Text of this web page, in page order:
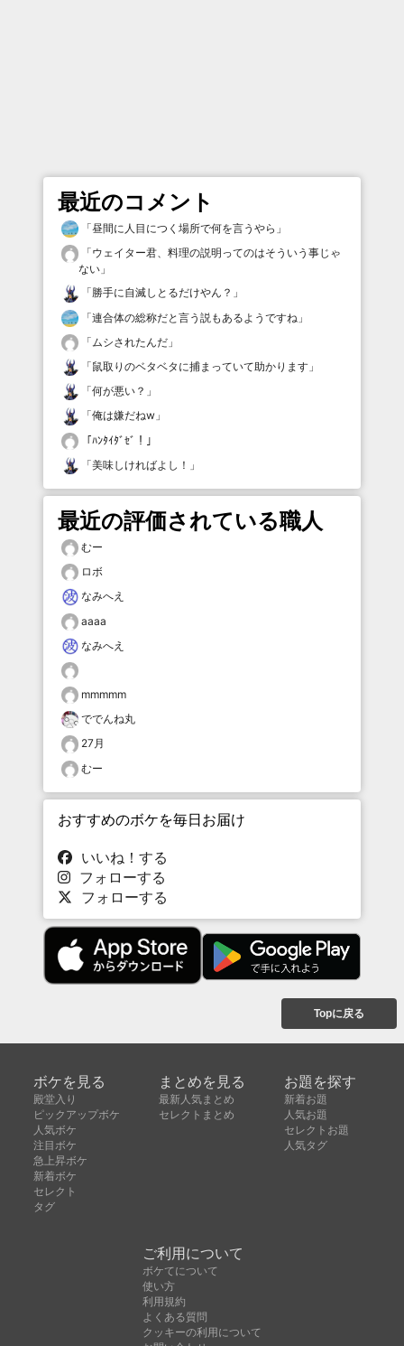
最近のコメント
「昼間に人目につく場所で何を言うやら 」
「ウェイター君、料理の説明ってのはそういう事じゃ
ない 」
「勝手に自滅しとるだけやん？ 」
「連合体の総称だと言う説もあるようですね 」
「 ムシされたんだ 」
「鼠取りのベタベタに捕まっていて助かります 」
「何が悪い？ 」
「俺は嫌だねw 」
「ﾊﾝﾀｲﾀﾞｾﾞ！ 」
「美味しければよし！ 」
最近の評価されている職人
むー
ロボ
なみへえ
aaaa
なみへえ
mmmmm
ででんね丸
27月
むー
おすすめのボケを毎日お届け
いいね！する
フォローする
フォローする
Topに戻る
ボケを見る
殿堂入り
ピックアップボケ
人気ボケ
注目ボケ
急上昇ボケ
新着ボケ
セレクト
タグ
まとめを見る
最新人気まとめ
セレクトまとめ
お題を探す
新着お題
人気お題
セレクトお題
人気タグ
ご利用について
ボケてについて
使い方
利用規約
よくある質問
クッキーの利用について